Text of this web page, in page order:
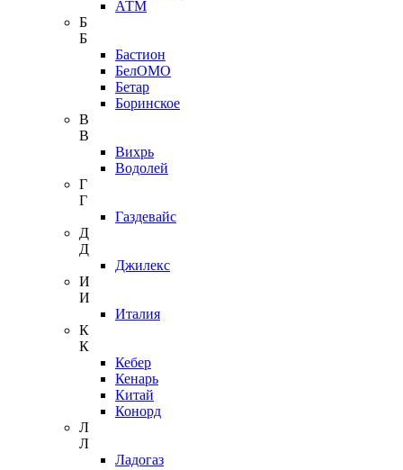
АТМ
Б
Б
Бастион
БелОМО
Бетар
Боринское
В
В
Вихрь
Водолей
Г
Г
Газдевайс
Д
Д
Джилекс
И
И
Италия
К
К
Кебер
Кенарь
Китай
Конорд
Л
Л
Ладогаз